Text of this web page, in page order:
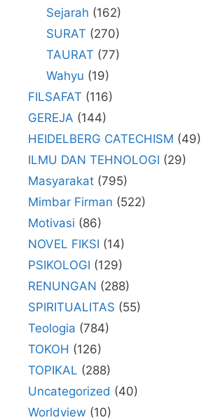
Sejarah (162)
SURAT (270)
TAURAT (77)
Wahyu (19)
FILSAFAT (116)
GEREJA (144)
HEIDELBERG CATECHISM (49)
ILMU DAN TEHNOLOGI (29)
Masyarakat (795)
Mimbar Firman (522)
Motivasi (86)
NOVEL FIKSI (14)
PSIKOLOGI (129)
RENUNGAN (288)
SPIRITUALITAS (55)
Teologia (784)
TOKOH (126)
TOPIKAL (288)
Uncategorized (40)
Worldview (10)